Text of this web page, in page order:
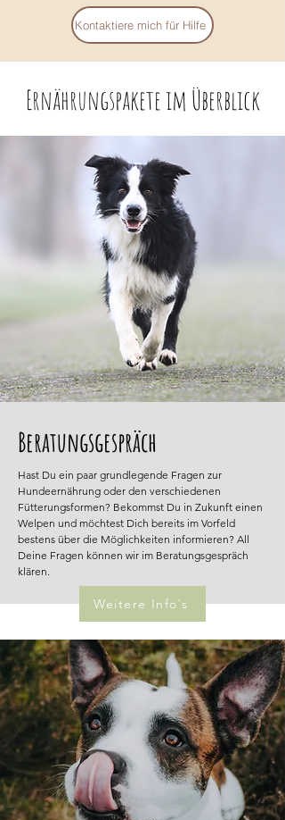
Kontaktiere mich für Hilfe
Ernährungspakete im Überblick
Beratungsgespräch
Hast Du ein paar grundlegende Fragen zur
Hundeernährung oder den verschiedenen
Fütterungsformen? Bekommst Du in Zukunft einen
Welpen und möchtest Dich bereits im Vorfeld
bestens über die Möglichkeiten informieren? All
Deine Fragen können wir im Beratungsgespräch
klären.
Weitere Info´s